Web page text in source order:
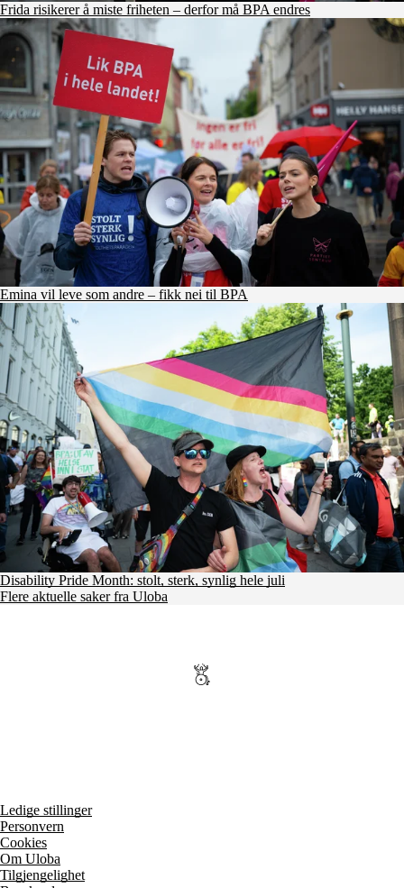
Frida risikerer å miste friheten – derfor må BPA endres
Emina vil leve som andre – fikk nei til BPA
Disability Pride Month: stolt, sterk, synlig hele juli
Flere aktuelle saker fra Uloba
Ledige stillinger
Personvern
Cookies
Om Uloba
Tilgjengelighet